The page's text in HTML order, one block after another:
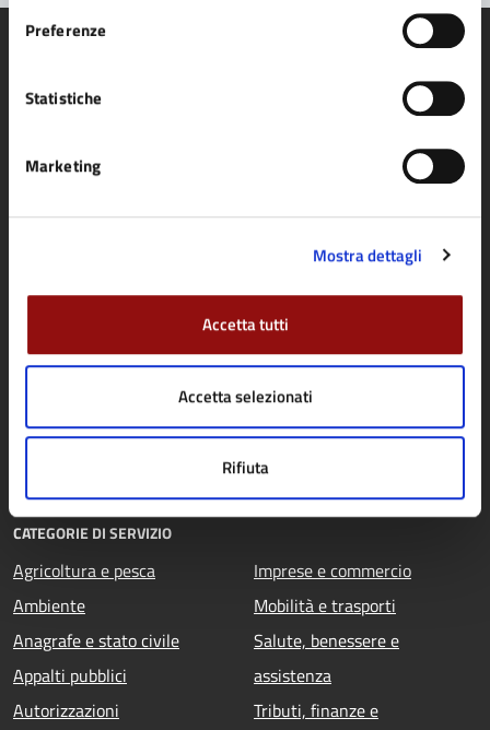
Preferenze
Statistiche
Marketing
Mostra dettagli
Accetta tutti
Accetta selezionati
Rifiuta
CATEGORIE DI SERVIZIO
Agricoltura e pesca
Ambiente
Anagrafe e stato civile
Appalti pubblici
Autorizzazioni
Imprese e commercio
Mobilità e trasporti
Salute, benessere e
assistenza
Tributi, finanze e